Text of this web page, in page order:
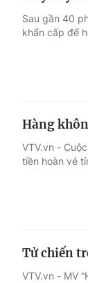
Sau gần 40
khẩn cấp để
Hàng
VTV.vn -
tiền hoàn vé
Tử chiến
VTV.vn - MV